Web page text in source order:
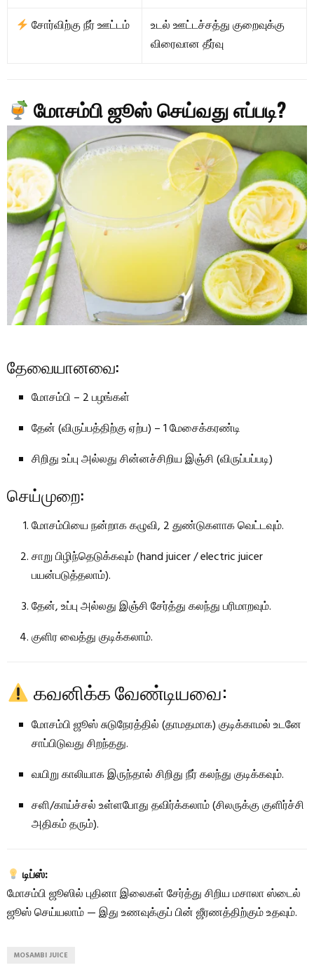
சோர்விற்கு நீர் ஊட்டம்
உடல் ஊட்டச்சத்து குறைவுக்கு
விரைவான தீர்வு
மோசம்பி ஜூஸ் செய்வது எப்படி?
தேவையானவை:
மோசம்பி – 2 பழங்கள்
தேன் (விருப்பத்திற்கு ஏற்ப) – 1 மேசைக்கரண்டி
சிறிது உப்பு அல்லது சின்னச்சிறிய இஞ்சி (விருப்பப்படி)
செய்முறை:
மோசம்பியை நன்றாக கழுவி, 2 துண்டுகளாக வெட்டவும்.
சாறு பிழிந்தெடுக்கவும் (hand juicer / electric juicer
பயன்படுத்தலாம்).
தேன், உப்பு அல்லது இஞ்சி சேர்த்து கலந்து பரிமாறவும்.
குளிர வைத்து குடிக்கலாம்.
கவனிக்க வேண்டியவை:
மோசம்பி ஜூஸ் சுடுநேரத்தில் (தாமதமாக) குடிக்காமல் உடனே
சாப்பிடுவது சிறந்தது.
வயிறு காலியாக இருந்தால் சிறிது நீர் கலந்து குடிக்கவும்.
சளி/காய்ச்சல் உள்ளபோது தவிர்க்கலாம் (சிலருக்கு குளிர்ச்சி
அதிகம் தரும்).
டிப்ஸ்:
மோசம்பி ஜூஸில் புதினா இலைகள் சேர்த்து சிறிய மசாலா ஸ்டைல்
ஜூஸ் செய்யலாம் — இது உணவுக்குப் பின் ஜீரணத்திற்கும் உதவும்.
MOSAMBI JUICE